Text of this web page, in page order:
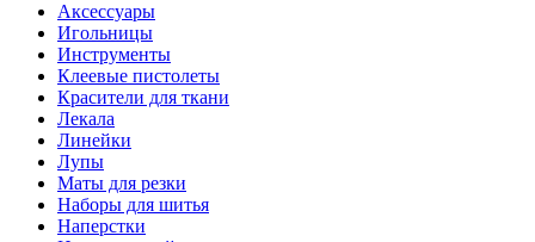
Аксессуары
Игольницы
Инструменты
Клеевые пистолеты
Красители для ткани
Лекала
Линейки
Лупы
Маты для резки
Наборы для шитья
Наперстки